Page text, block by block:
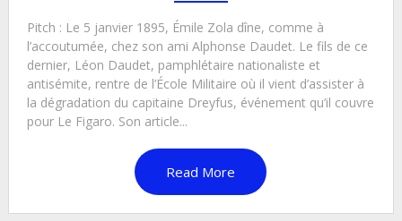
Pitch : Le 5 janvier 1895, Émile Zola dîne, comme à
l’accoutumée, chez son ami Alphonse Daudet. Le fils de ce
dernier, Léon Daudet, pamphlétaire nationaliste et
antisémite, rentre de l’École Militaire où il vient d’assister à
la dégradation du capitaine Dreyfus, événement qu’il couvre
pour Le Figaro. Son article...
Read More